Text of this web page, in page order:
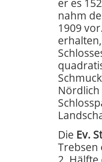
nahm
1909
Nördlich
Die Ev.
Trebsen